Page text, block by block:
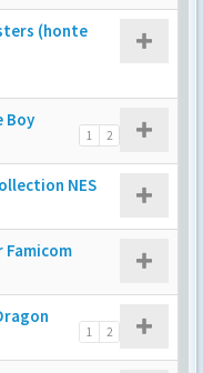
(honte
Boy
1 2
NES
1 2